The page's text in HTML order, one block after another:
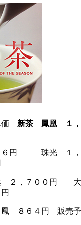
価 新茶 鳳凰 １，
６円 珠光 １
円
２，７００円
８６４円 販売